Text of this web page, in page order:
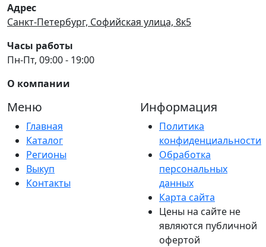
Адрес
Санкт-Петербург, Софийская улица, 8к5
Часы работы
Пн-Пт, 09:00 - 19:00
О компании
Меню
Главная
Каталог
Регионы
Выкуп
Контакты
Информация
Политика
конфиденциальности
Обработка
персональных
данных
Карта сайта
Цены на сайте не
являются публичной
офертой